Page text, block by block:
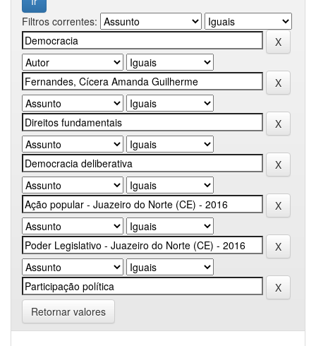
Filtros correntes:
Retornar valores